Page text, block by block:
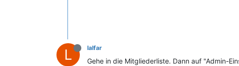
L lalfar
Gehe in die Mitgliederliste. Dann auf "Admin-